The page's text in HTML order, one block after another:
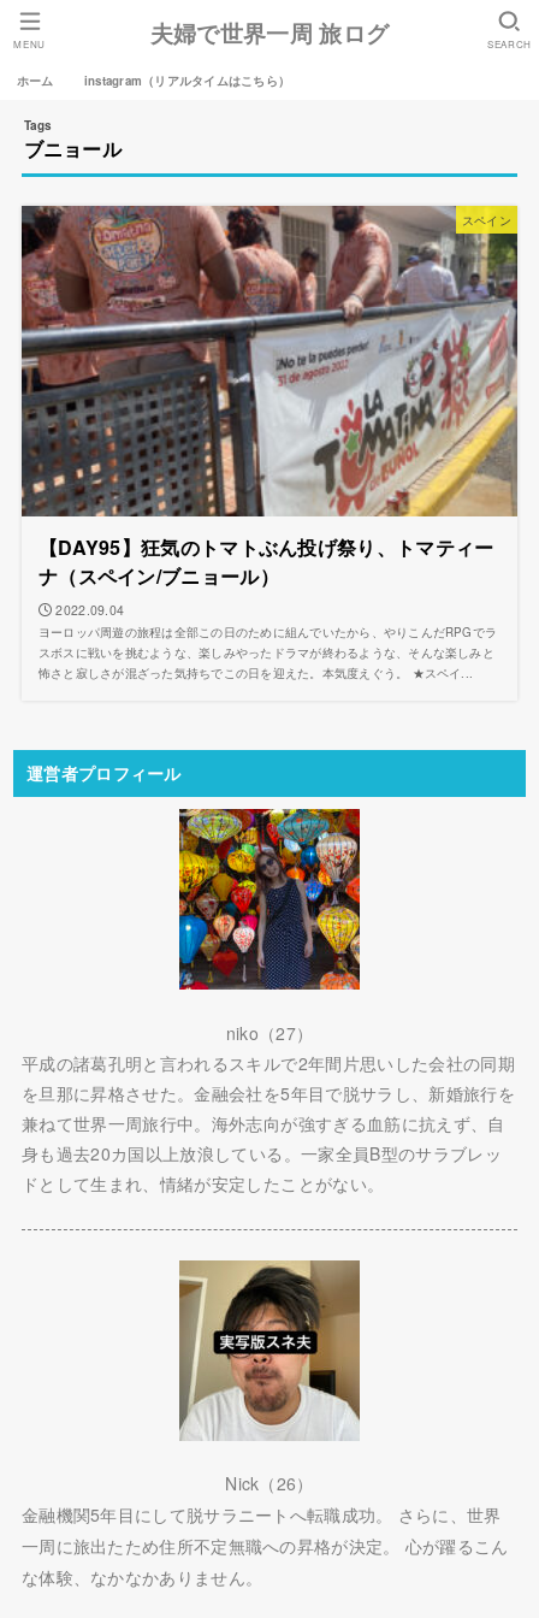
夫婦で世界一周 旅ログ
ホーム instagram（リアルタイムはこちら）
SEARCH
MENU
ブニョール
スペイン
【DAY95】狂気のトマトぶん投げ祭り、トマティー
ナ（スペイン/ブニョール）
2022.09.04
ヨーロッパ周遊の旅程は全部この日のために組んでいたから、やりこんだRPGでラ
スボスに戦いを挑むような、楽しみやったドラマが終わるような、そんな楽しみと
怖さと寂しさが混ざった気持ちでこの日を迎えた。本気度えぐう。 ★スペイ...
運営者プロフィール
niko（27）
平成の諸葛孔明と言われるスキルで2年間片思いした会社の同期
を旦那に昇格させた。金融会社を5年目で脱サラし、新婚旅行を
兼ねて世界一周旅行中。海外志向が強すぎる血筋に抗えず、自
身も過去20カ国以上放浪している。一家全員B型のサラブレッ
ドとして生まれ、情緒が安定したことがない。
Nick（26）
金融機関5年目にして脱サラニートへ転職成功。 さらに、世界
一周に旅出たため住所不定無職への昇格が決定。 心が躍るこん
な体験、なかなかありません。